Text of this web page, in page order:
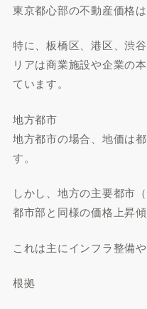
東京都心部の不動産価格は
特に、板橋区、港区、渋
リアは商業施設や企業の
ています。
地方都市
地方都市の場合、地価は
す。
しかし、地方の主要都市
都市部と同様の価格上昇
これは主にインフラ整備
根拠